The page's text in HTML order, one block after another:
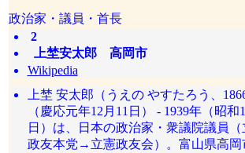
政治家・議員・首長
2
上埜安太郎 高岡市
Wikipedia
上埜 安太郎（うえの やすたろう、
（慶応元年12月11日） - 1939年（昭和
日）は、日本の政治家・衆議院議員
政友本党→立憲政友会）。富山県高岡